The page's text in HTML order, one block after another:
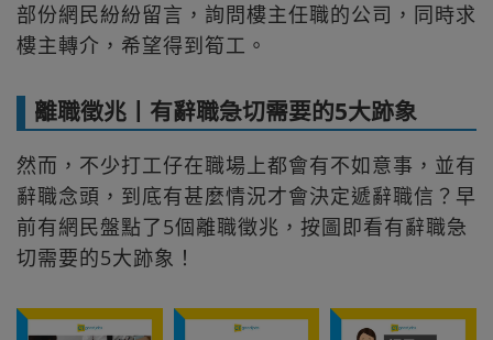
部份網民紛紛留言，詢問樓主任職的公司，同時求
樓主轉介，希望得到筍工。
離職徵兆丨有辭職急切需要的5大跡象
然而，不少打工仔在職場上都會有不如意事，並有
辭職念頭，到底有甚麼情況才會決定遞辭職信？早
前有網民盤點了5個離職徵兆，按圖即看有辭職急
切需要的5大跡象！